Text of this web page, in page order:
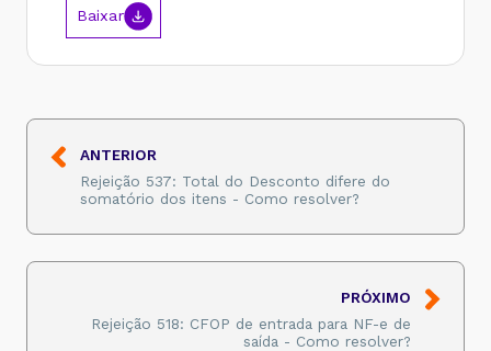
Baixar
ANTERIOR
Rejeição 537: Total do Desconto difere do
somatório dos itens - Como resolver?
PRÓXIMO
Rejeição 518: CFOP de entrada para NF-e de
saída - Como resolver?